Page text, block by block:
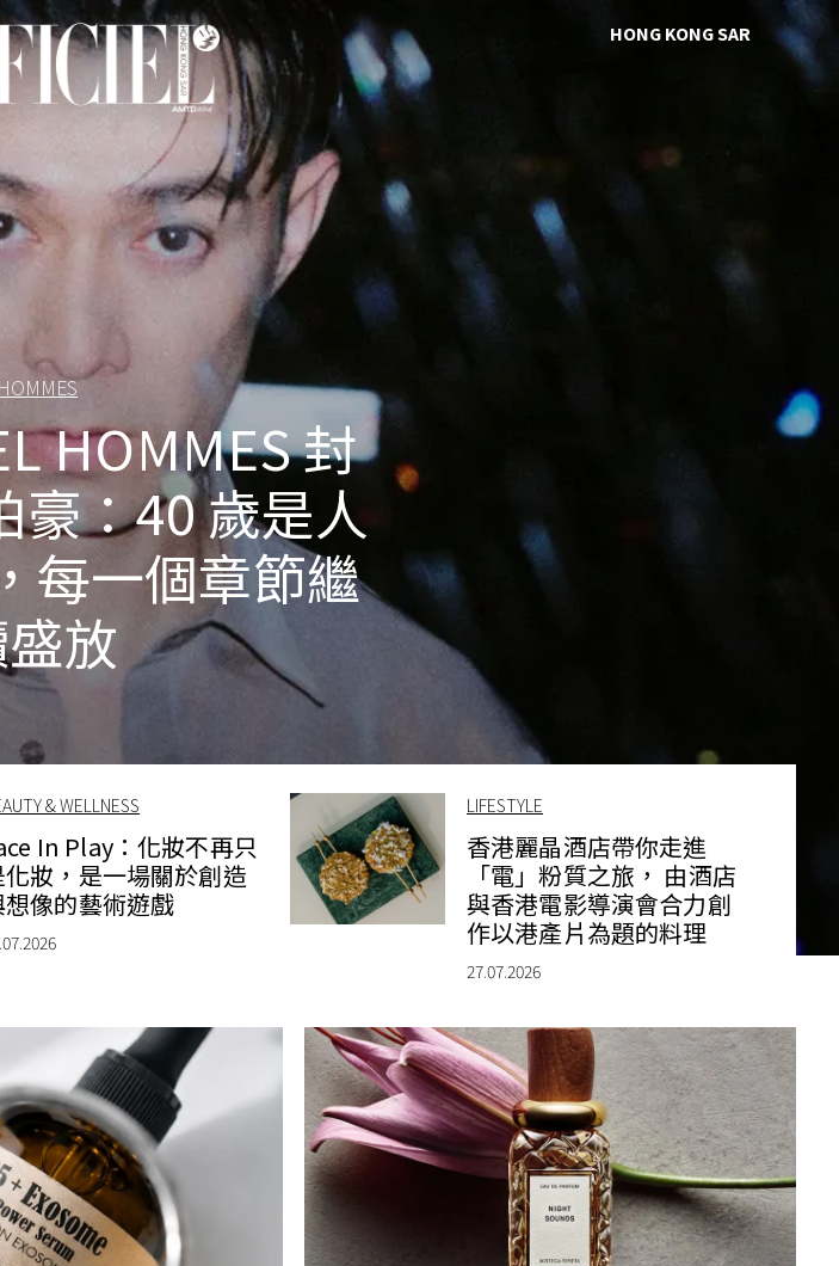
HONG KONG SAR
HOMMES
HOMMES 封
豪：40 歲是人
每一個章節繼
放
& WELLNESS
In Play：化妝不再只
化妝，是一場關於創造
像的藝術遊戲
LIFESTYLE
香港麗晶酒店帶你走進
「電」粉質之旅， 由酒店
與香港電影導演會合力創
作以港產片為題的料理
27.07.2026